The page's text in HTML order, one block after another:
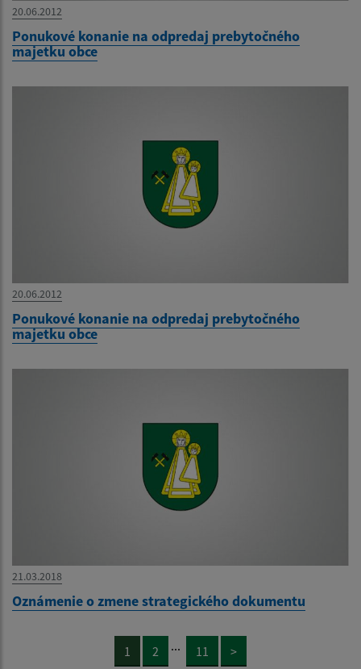
20.06.2012
Ponukové konanie na odpredaj prebytočného
majetku obce
20.06.2012
Ponukové konanie na odpredaj prebytočného
majetku obce
21.03.2018
Oznámenie o zmene strategického dokumentu
1 2 ... 11 >